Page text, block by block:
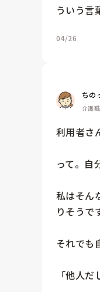
ういう言
04/26
ちの
介護
利用者さ
って。自
私はそん
りそうで
それでも
「他人